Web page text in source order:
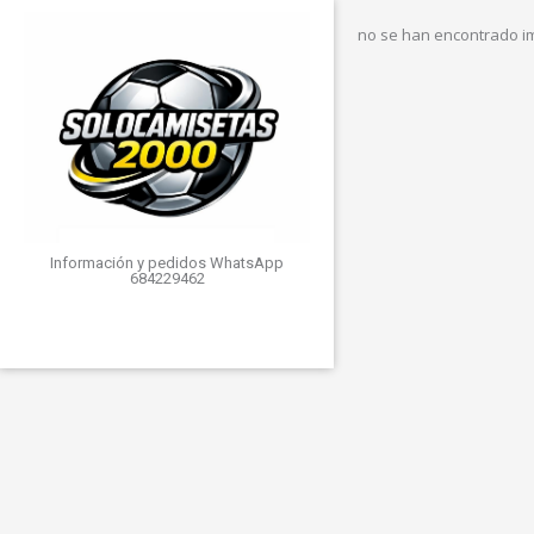
Información y pedidos WhatsApp
684229462
no se han encontrado